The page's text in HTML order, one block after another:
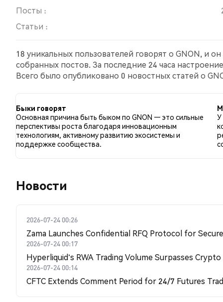
Посты :
Статьи :
18 уникальных пользователей говорят о GNON, и
собранных постов. За последние 24 часа
Всего было опубликовано 0 новостных статей о
Быки говорят
Основная причина быть быком по GNON — это сильные
перспективы роста благодаря инновационным
технологиям, активному развитию экосистемы и
поддержке сообщества.
У
Новости
2026-07-24 00:26
Zama Launches Confidential RFQ Protocol for
2026-07-24 00:17
Hyperliquid's RWA Trading Volume Surpasses
2026-07-24 00:14
CFTC Extends Comment Period for 24/7 Futures